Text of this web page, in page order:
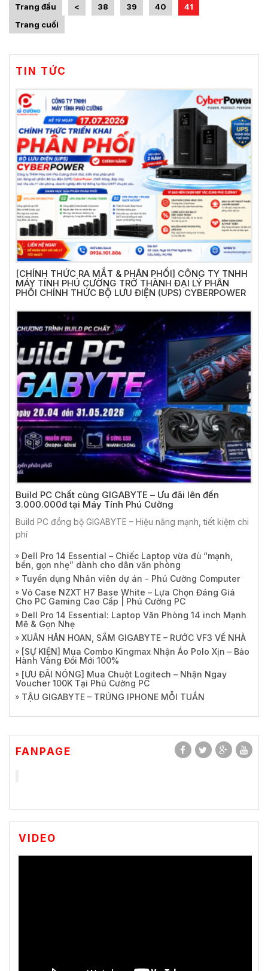
Trang đầu < 38 39 40
41
Trang cuối
TIN TỨC
[CHÍNH THỨC RA MẮT & PHÂN PHỐI] CÔNG TY TNHH
MÁY TÍNH PHÚ CƯỜNG TRỞ THÀNH ĐẠI LÝ PHÂN
PHỐI CHÍNH THỨC BỘ LƯU ĐIỆN (UPS) CYBERPOWER
Build PC Chất cùng GIGABYTE – Ưu đãi lên đến
3.000.000đ tại Máy Tính Phú Cường
Build PC đồng bộ GIGABYTE – Hiệu năng mạnh, tiết kiệm chi
phí
Dell Pro 14 Essential – Chiếc Laptop vừa đủ “mạnh,
bền, gọn nhẹ” dành cho dân văn phòng
Tuyển dụng Nhân viên dự án - Phú Cường Computer
Vỏ Case NZXT H7 Base White – Lựa Chọn Đáng Giá
Cho PC Gaming Cao Cấp | Phú Cường PC
Dell Pro 14 Essential: Laptop Văn Phòng 14 inch Mạnh
Mẽ & Gọn Nhẹ
XUÂN HÂN HOAN, SẮM GIGABYTE – RƯỚC VF3 VỀ NHÀ
[SỰ KIỆN] Mua Combo Kingmax Nhận Áo Polo Xịn – Bảo
Hành Vàng Đổi Mới 100%
[ƯU ĐÃI NÓNG] Mua Chuột Logitech – Nhận Ngay
Voucher 100K Tại Phú Cường PC
TẬU GIGABYTE – TRÚNG IPHONE MỖI TUẦN
FANPAGE
VIDEO